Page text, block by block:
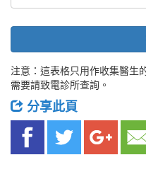
注意：這表格只用作收集醫生
需要請致電診所查詢。
分享此頁